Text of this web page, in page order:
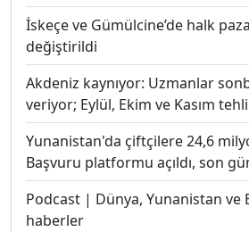
İskeçe ve Gümülcine’de halk
değiştirildi
Akdeniz kaynıyor: Uzmanlar
veriyor; Eylül, Ekim ve Kasım
Yunanistan'da çiftçilere 24,6
Başvuru platformu açıldı, son
Podcast | Dünya, Yunanistan ve
haberler